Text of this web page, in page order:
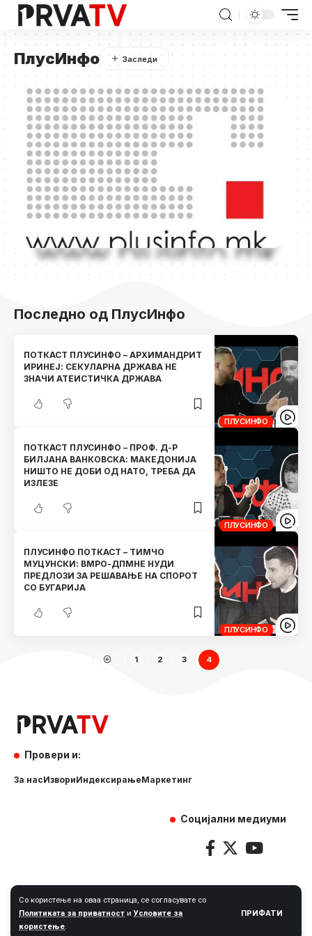
Со користење на оваа страница, се согласувате со
Политиката за приватност и Условите за
користење.
ПРИФАТИ
ПлусИнфо
Последно од ПлусИнфо
ПЛУСИНФО
ПОТКАСТ ПЛУСИНФО – АРХИМАНДРИТ
ИРИНЕЈ: СЕКУЛАРНА ДРЖАВА НЕ
ЗНАЧИ АТЕИСТИЧКА ДРЖАВА
ПЛУСИНФО
ПОТКАСТ ПЛУСИНФО – ПРОФ. Д-Р
БИЛЈАНА ВАНКОВСКА: МАКЕДОНИЈА
НИШТО НЕ ДОБИ ОД НАТО, ТРЕБА ДА
ИЗЛЕЗЕ
ПЛУСИНФО
ПЛУСИНФО ПОТКАСТ – ТИМЧО
МУЦУНСКИ: ВМРО-ДПМНЕ НУДИ
ПРЕДЛОЗИ ЗА РЕШАВАЊЕ НА СПОРОТ
СО БУГАРИЈА
1 2 3 4
Провери и:
За насИзвориИндексирањеМаркетинг
Социјални медиуми
Издавач: СТ Групација-Скопје | Сите права се задржани |